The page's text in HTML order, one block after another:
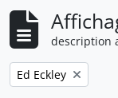
description
Remove filter:
Ed Eckley